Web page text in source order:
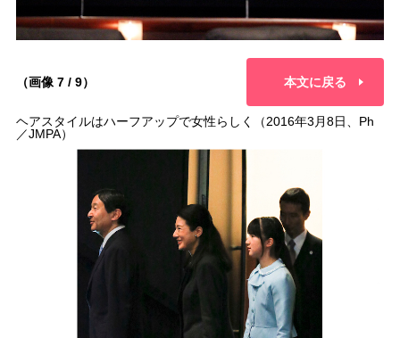
（画像 7 / 9） 本文に戻る
ヘアスタイルはハーフアップで女性らしく（2016年3月8日、Ph
／JMPA）